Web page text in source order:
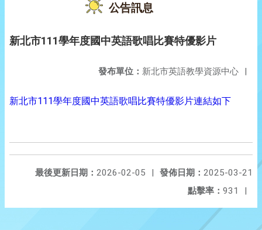
公告訊息
新北市111學年度國中英語歌唱比賽特優影片
發布單位： 新北市英語教學資源中心 |
新北市111學年度國中英語歌唱比賽特優影片連結如下
發佈日期： 2025-03-21
最後更新日期： 2026-02-05
|
點擊率： 931 |